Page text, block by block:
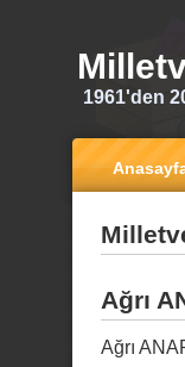
1961'den
Ağrı
Ağrı